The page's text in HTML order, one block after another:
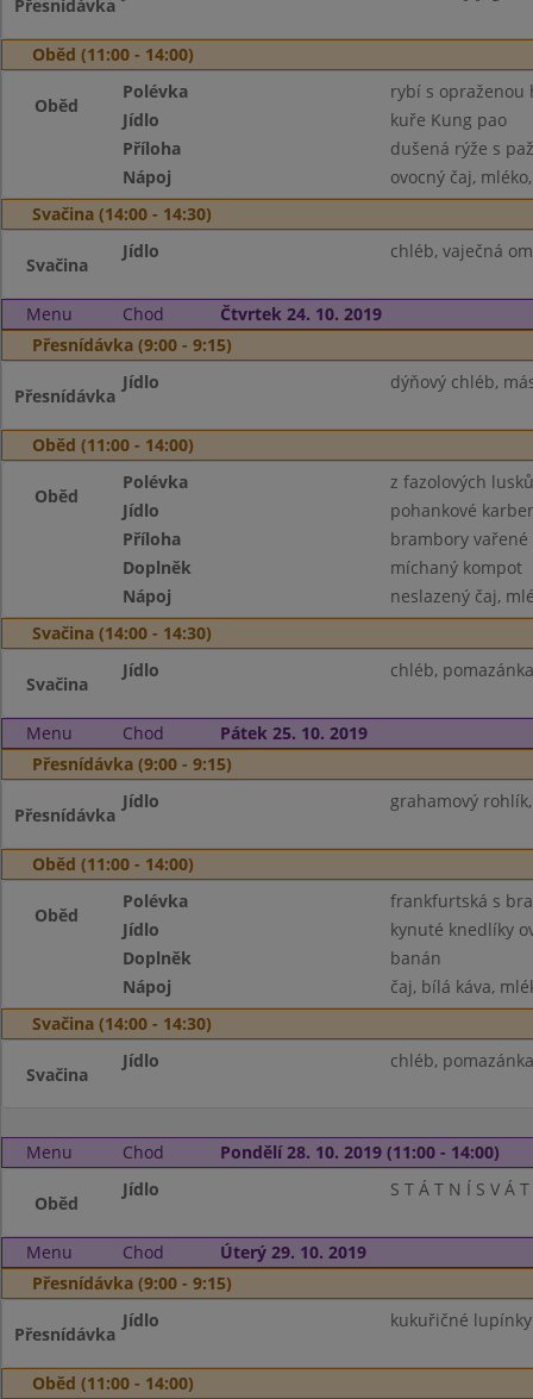
Přesnídávka
Oběd (11:00 - 14:00)
Oběd
Polévka
rybí s opraženou
Jídlo
kuře Kung pao
Příloha
dušená rýže s
Nápoj
ovocný čaj,
Svačina (14:00 - 14:30)
Svačina
Jídlo chléb, vaječná
Menu Chod
Čtvrtek 24. 10. 2019
Přesnídávka (9:00 - 9:15)
Přesnídávka
Jídlo dýňový chléb,
Oběd (11:00 - 14:00)
Oběd
Polévka
z fazolových lusků
Jídlo
pohankové
Příloha
brambory vařené
Doplněk
míchaný kompot
Nápoj
neslazený čaj,
Svačina (14:00 - 14:30)
Svačina
Jídlo chléb,
Menu Chod
Pátek 25. 10. 2019
Přesnídávka (9:00 - 9:15)
Přesnídávka
Jídlo grahamový
Oběd (11:00 - 14:00)
Oběd
Polévka
frankfurtská s
Jídlo
kynuté knedlíky
Doplněk
banán
Nápoj
čaj, bílá káva,
Svačina (14:00 - 14:30)
Svačina
Jídlo chléb,
Menu Chod Pondělí 28. 10. 2019 (11:00 - 14:00)
Oběd
Jídlo S T Á T N Í S V Á T
Menu Chod
Úterý 29. 10. 2019
Přesnídávka (9:00 - 9:15)
Přesnídávka
Jídlo kukuřičné
Oběd (11:00 - 14:00)